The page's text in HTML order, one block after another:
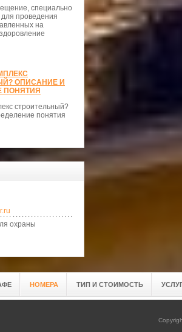
специально
проведения
на
ОПИСАНИЕ И
ПОНЯТИЯ
строительный?
понятия
охраны
НОМЕРА ТИП И СТОИМОСТЬ